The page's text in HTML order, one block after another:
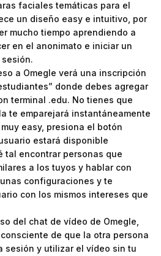
faciales temáticas para el
un diseño easy e intuitivo, por
mucho tiempo aprendiendo a
en el anonimato e iniciar un
a Omegle verá una inscripción
donde debes agregar
terminal .edu. No tienes que
te emparejará instantáneamente
easy, presiona el botón
estará disponible
tal encontrar personas que
a los tuyos y hablar con
configuraciones y te
con los mismos intereses que
del chat de vídeo de Omegle,
de que la otra persona
sesión y utilizar el vídeo sin tu